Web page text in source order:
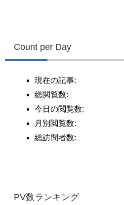
Count per Day
現在の記事:
総閲覧数:
今日の閲覧数:
月別閲覧数:
総訪問者数:
PV数ランキング